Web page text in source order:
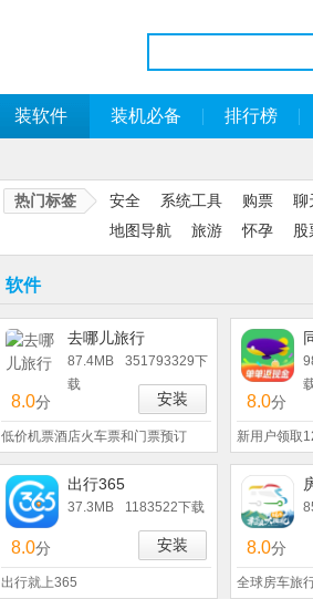
装软件 装机必备 排行榜
热门标签 安全 系统工具 购票
聊
地图导航
旅游 怀孕
软件
去哪儿旅行
87.4MB
351793329下
载
8.0分 安装
低价机票酒店火车票和门票预订
8.0分
新用户领取
出行365
37.3MB 1183522下载
8.0分 安装
出行就上365
8.0分
全球房车旅